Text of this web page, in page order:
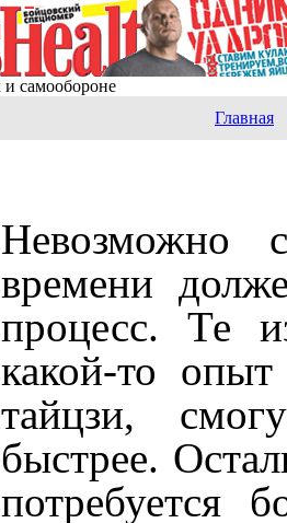
Главная
Невозможно
времени
процесс. Те
какой-то
тайцзи,
быстрее.
потребуется